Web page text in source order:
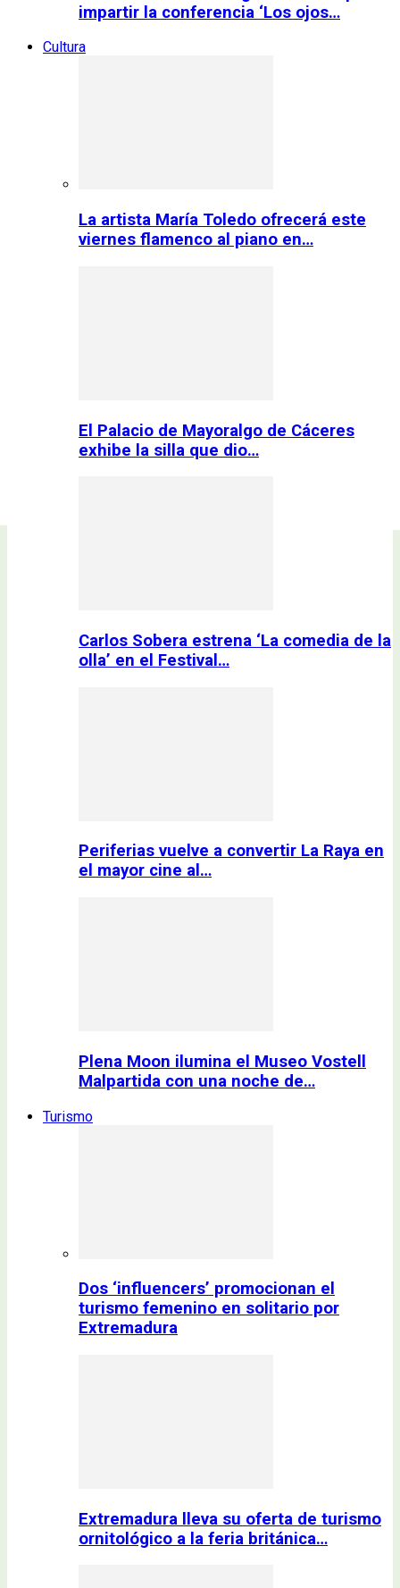
impartir la conferencia ‘Los ojos…
Cultura
La artista María Toledo ofrecerá este
viernes flamenco al piano en…
El Palacio de Mayoralgo de Cáceres
exhibe la silla que dio…
Carlos Sobera estrena ‘La comedia de la
olla’ en el Festival…
Periferias vuelve a convertir La Raya en
el mayor cine al…
Plena Moon ilumina el Museo Vostell
Malpartida con una noche de…
Turismo
Dos ‘influencers’ promocionan el
turismo femenino en solitario por
Extremadura
Extremadura lleva su oferta de turismo
ornitológico a la feria británica…